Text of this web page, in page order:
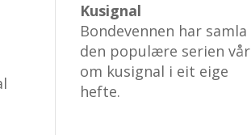
Kusignal
Bondevennen har samla
den populære serien vår
om kusignal i eit eige
hefte.